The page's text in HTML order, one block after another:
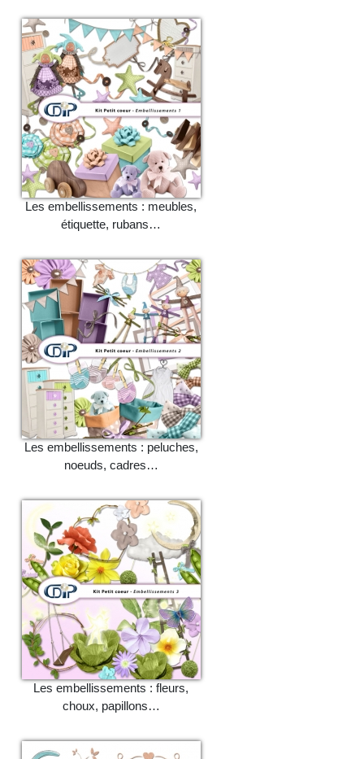
Les embellissements : meubles,
étiquette, rubans…
Les embellissements : peluches,
noeuds, cadres…
Les embellissements : fleurs,
choux, papillons…